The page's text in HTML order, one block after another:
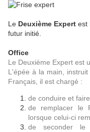
Le Deuxième Expert est
futur initié.
Office
Le Deuxième Expert est
L'épée à la main,
Français, il est chargé :
de conduire et
de remplacer le
lorsque celui-ci
de seconder
le